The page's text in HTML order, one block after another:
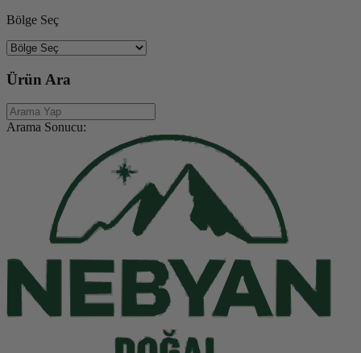
Bölge Seç
Ürün Ara
Arama Sonucu: